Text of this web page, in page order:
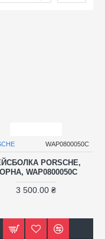
WAP0800050C
PORSCHE,
WAP0800050C
3 500.00 ₴